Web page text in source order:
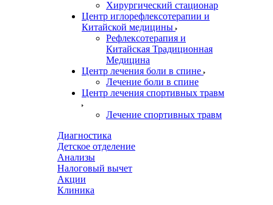
Хирургический стационар
Центр иглорефлексотерапии и
Китайской медицины
Рефлексотерапия и
Китайская Традиционная
Медицина
Центр лечения боли в спине
Лечение боли в спине
Центр лечения спортивных травм
Лечение спортивных травм
Диагностика
Детское отделение
Анализы
Налоговый вычет
Акции
Клиника